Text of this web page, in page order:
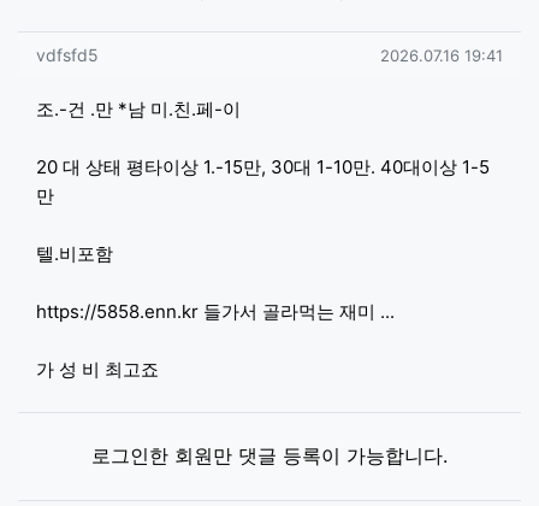
vdfsfd5님의 댓글
vdfsfd5 작성일
2026.07.16 19:41
조.-건 .만 *남 미.친.페-이
20 대 상태 평타이상 1.-15만, 30대 1-10만. 40대이상 1-5
만
텔.비포함
https://5858.enn.kr 들가서 골라먹는 재미 ...
가 성 비 최고죠
로그인한 회원만 댓글 등록이 가능합니다.